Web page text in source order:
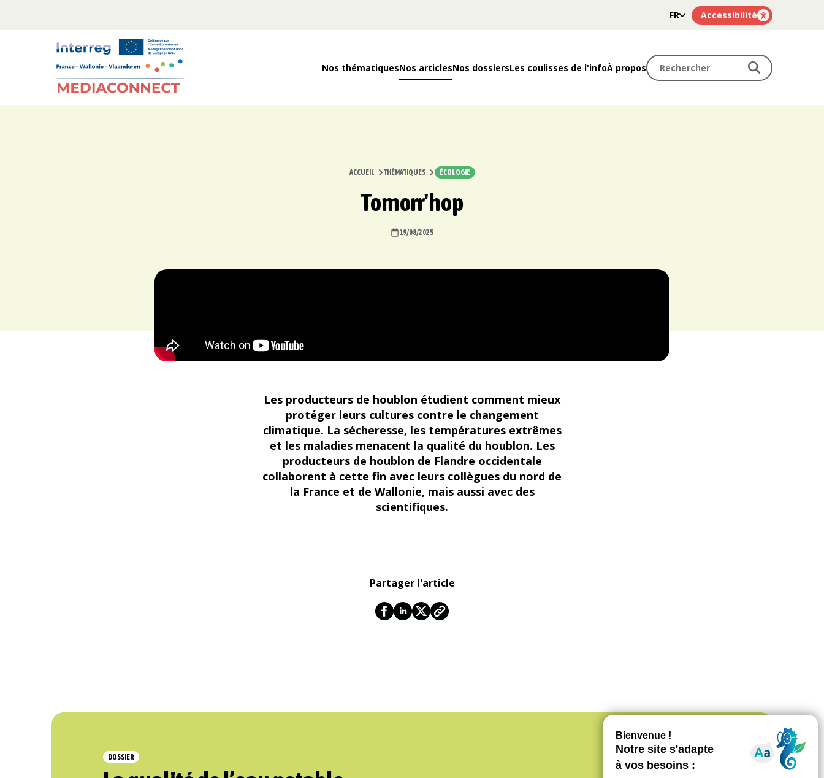
FR Accessibilité
Nos thématiquesNos articlesNos dossiersLes coulisses de l'infoÀ propos
Rechercher Rechercher
ACCUEIL THÉMATIQUES ÉCOLOGIE
Tomorr'hop
19/08/2025
Les producteurs de houblon étudient comment mieux
protéger leurs cultures contre le changement
climatique. La sécheresse, les températures extrêmes
et les maladies menacent la qualité du houblon. Les
producteurs de houblon de Flandre occidentale
collaborent à cette fin avec leurs collègues du nord de
la France et de Wallonie, mais aussi avec des
scientifiques.
Partager l'article
DOSSIER
Découvrir